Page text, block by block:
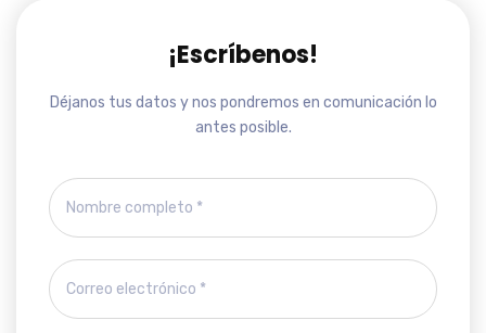
¡Escríbenos!
Déjanos tus datos y nos pondremos en comunicación lo
antes posible.